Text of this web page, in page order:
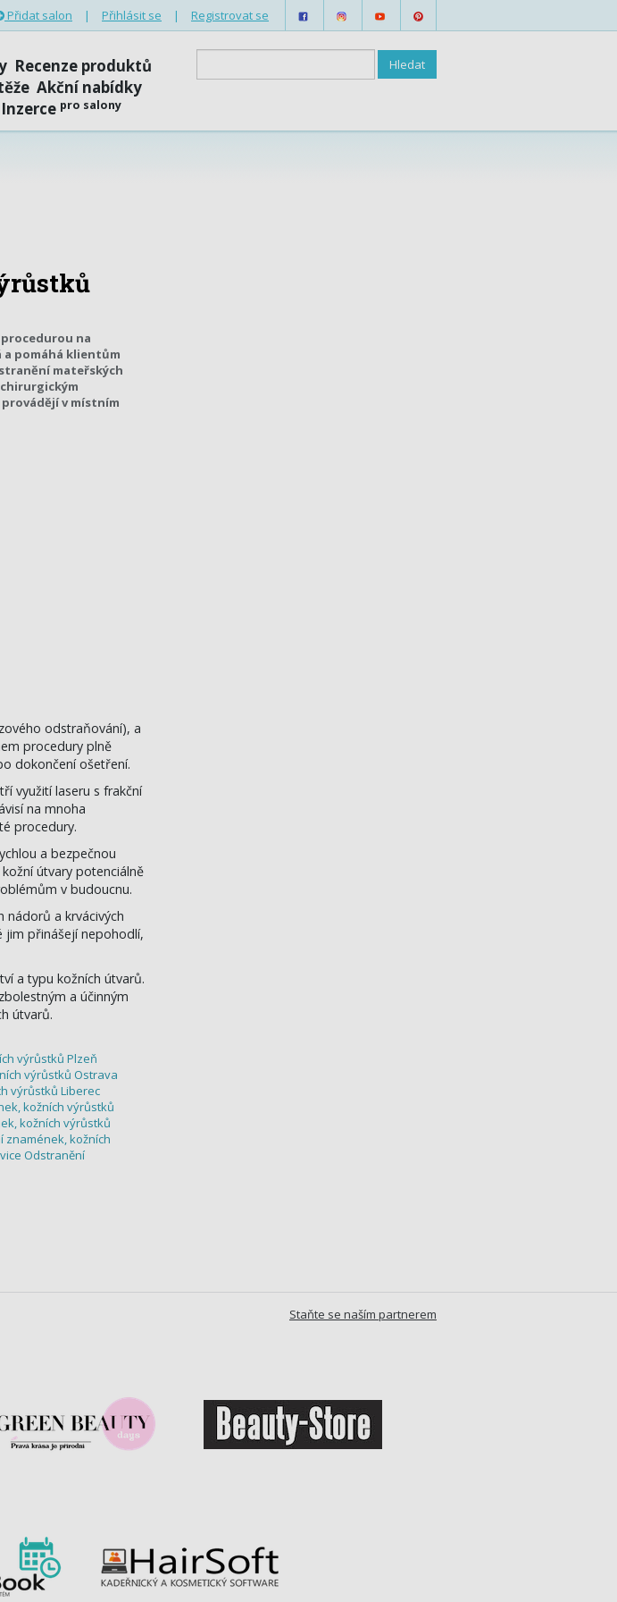
Přidat salon | Přihlásit se | Registrovat se
Recenze produktů
Akční nabídky
Inzerce pro salony
na
pomáhá klientům
mateřských
v místním
odstraňování), a
procedury plně
dokončení ošetření.
využití laseru s frakční
na mnoha
procedury.
a bezpečnou
útvary potenciálně
v budoucnu.
nádorů a krvácivých
jim přinášejí nepohodlí,
a typu kožních útvarů.
a účinným
útvarů.
výrůstků Plzeň
výrůstků Ostrava
výrůstků Liberec
kožních výrůstků
kožních výrůstků
znamének, kožních
Odstranění
Staňte se naším partnerem